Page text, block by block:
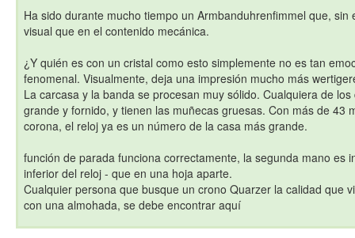
Ha sido durante mucho tiempo un Armbanduhrenfimmel que,
visual que en el contenido mecánica.
¿Y quién es con un cristal como esto simplemente no es tan
fenomenal. Visualmente, deja una impresión mucho más
La carcasa y la banda se procesan muy sólido. Cualquiera de
grande y fornido, y tienen las muñecas gruesas. Con más de 43
corona, el reloj ya es un número de la casa más grande.
función de parada funciona correctamente, la segunda mano es
inferior del reloj - que en una hoja aparte.
Cualquier persona que busque un crono Quarzer la calidad que
con una almohada, se debe encontrar aquí